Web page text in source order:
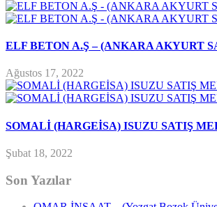
ELF BETON A.Ş – (ANKARA AKYURT
Ağustos 17, 2022
SOMALİ (HARGEİSA) ISUZU SATIŞ
Şubat 18, 2022
Son Yazılar